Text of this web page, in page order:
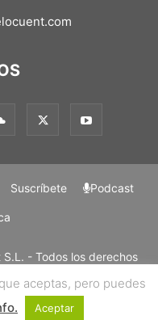
Suscríbete Podcast
- Todos los derechos
SL. Solo se permite la
y enlace a su origen.
aceptas, pero puedes
Aceptar